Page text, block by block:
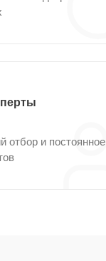
отбор и постоянное